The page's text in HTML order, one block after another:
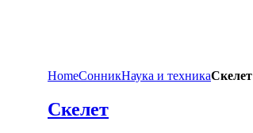
HomeСонникНаука и техникаСкелет
Скелет